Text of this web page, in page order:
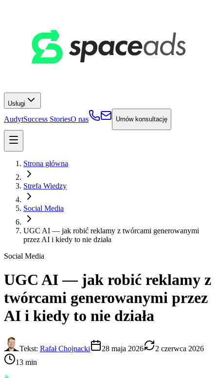
Usługi
AudytSuccess StoriesO nas Umów konsultację
Strona główna
Strefa Wiedzy
Social Media
UGC AI — jak robić reklamy z twórcami generowanymi
przez AI i kiedy to nie działa
Social Media
UGC AI— jak robić reklamy z
twórcami generowanymi przez
AI i kiedy to nie działa
Tekst: Rafał Chojnacki 28 maja 2026
2 czerwca 2026
13 min